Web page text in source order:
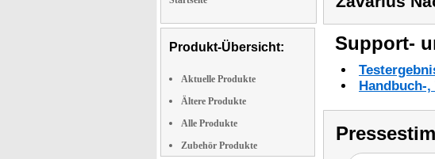
Produkt-Übersicht:
Aktuelle Produkte
Ältere Produkte
Alle Produkte
Zubehör Produkte
Support-
Handbuch-